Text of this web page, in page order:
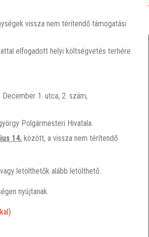
vissza nem térítendő támogatási
elfogadott helyi költségvetés terhére.
1. utca, 2. szám,
Polgármesteri Hivatala.
14. között, a vissza nem térítendő
letölthetők alább letölthető.
nyújtanak.